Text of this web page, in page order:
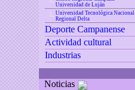
Universidad de Luján
Universidad Tecnológica Nacional
Regional Delta
Deporte Campanense
Actividad cultural
Industrias
Noticias